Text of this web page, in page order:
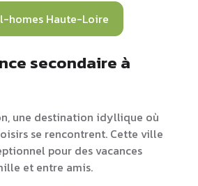
homes Haute-Loire
secondaire à
une destination idyllique où
se rencontrent. Cette ville
pour des vacances
et entre amis.